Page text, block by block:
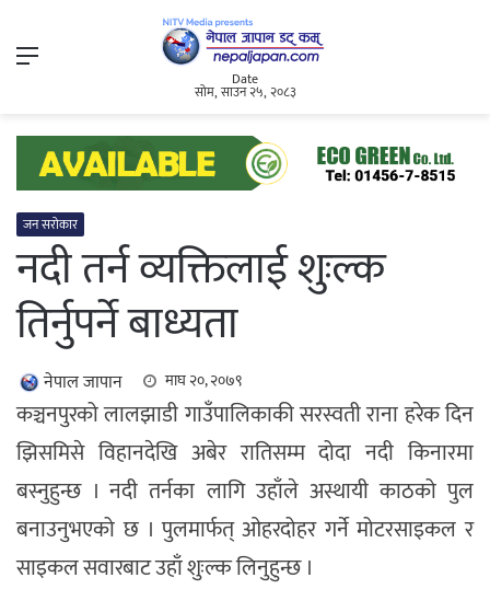
Menu
Date
सोम, साउन २५, २०८३
जन सरोकार
नदी तर्न व्यक्तिलाई शुःल्क
तिर्नुपर्ने बाध्यता
नेपाल जापान माघ २०, २०७९
कञ्चनपुरको लालझाडी गाउँपालिकाकी सरस्वती राना हरेक दिन
झिसमिसे विहानदेखि अबेर रातिसम्म दोदा नदी किनारमा
बस्नुहुन्छ । नदी तर्नका लागि उहाँले अस्थायी काठको पुल
बनाउनुभएको छ । पुलमार्फत् ओहरदोहर गर्ने मोटरसाइकल र
साइकल सवारबाट उहाँ शुःल्क लिनुहुन्छ ।